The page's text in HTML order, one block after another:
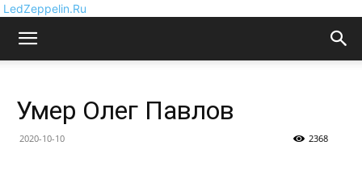
LedZeppelin.Ru
Умер Олег Павлов
2020-10-10 2368